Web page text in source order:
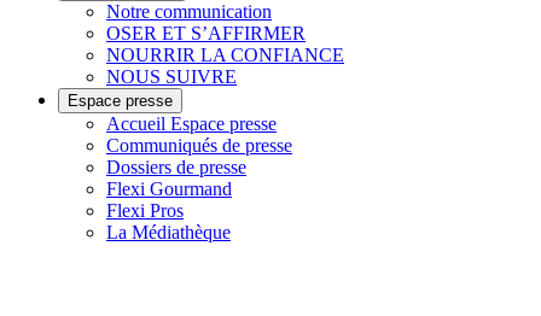
Notre communication
OSER ET S’AFFIRMER
NOURRIR LA CONFIANCE
NOUS SUIVRE
Espace presse
Accueil Espace presse
Communiqués de presse
Dossiers de presse
Flexi Gourmand
Flexi Pros
La Médiathèque